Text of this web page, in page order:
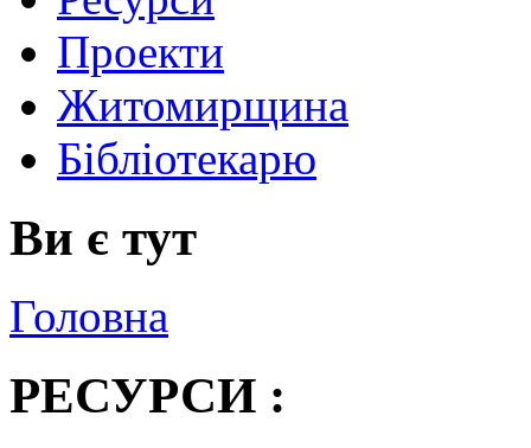
Проекти
Житомирщина
Бібліотекарю
Ви є тут
Головна
РЕСУРСИ :